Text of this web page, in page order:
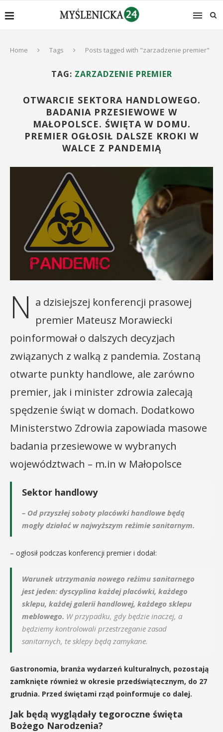
Home Tags Posts tagged with "zarzadzenie premier"
TAG: ZARZADZENIE PREMIER
OTWARCIE SEKTORA HANDLOWEGO.
BADANIA PRZESIEWOWE W
MAŁOPOLSCE. ŚWIĘTA W DOMU.
PREMIER OGŁOSIŁ DALSZE KROKI W
WALCE Z PANDEMIĄ
N a dzisiejszej konferencji prasowej
premier Mateusz Morawiecki
poinformował o dalszych decyzjach
związanych z walką z pandemia. Zostaną
otwarte punkty handlowe, ale zarówno
premier, jak i minister zdrowia zalecają
spędzenie świąt w domach. Dodatkowo
Ministerstwo Zdrowia zapowiada masowe
badania przesiewowe w wybranych
województwach – m.in w Małopolsce
Sektor handlowy
– Od przyszłej soboty placówki handlowe będą
mogły działać w najwyższym reżimie sanitarnym.
– ogłosił podczas konferencji premier i dodał:
Warunek utrzymania nowego reżimu sanitarnego
jest jeden: dyscyplina każdej placówki, każdego
sklepu, każdej galerii handlowej, każdego sklepu
meblowego. W przypadku, gdy będzie inaczej, a
będziemy kontrolowali przestrzeganie zasad
sanitarnych, te sklepy będą zamykane.
Gastronomia, branża wydarzeń kulturalnych, pozostają
zamknięte również w okresie przedświątecznym, do 27
grudnia. Przed świętami rząd poinformuje co dalej.
Jak będą wyglądały tegoroczne święta
Bożego Narodzenia?